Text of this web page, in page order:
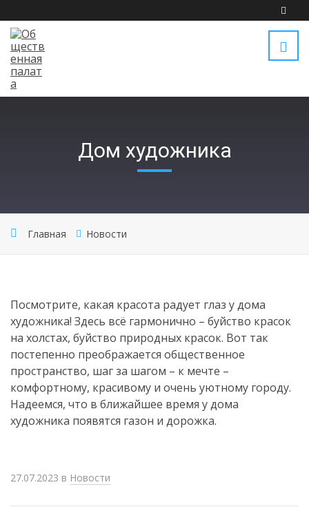
Дом художника
Главная Новости
Посмотрите, какая красота радует глаз у дома
художника! Здесь всё гармонично – буйство красок
на холстах, буйство природных красок. Вот так
постепенно преображается общественное
пространство, шаг за шагом – к мечте –
комфортному, красивому и очень уютному городу.
Надеемся, что в ближайшее время у дома
художника появятся газон и дорожка.
27.07.2023 в Новости